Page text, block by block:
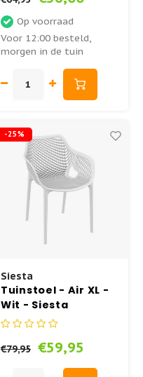
Op voorraad
Voor 12:00 besteld,
morgen in de tuin
-25%
Siesta
Tuinstoel - Air XL -
Wit - Siesta
€79,95 €59,95